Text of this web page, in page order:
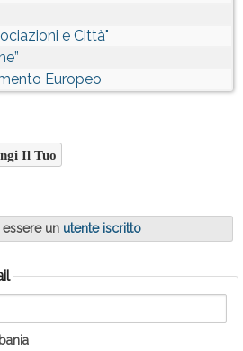
e Città"
Europeo
Il Tuo
un utente iscritto